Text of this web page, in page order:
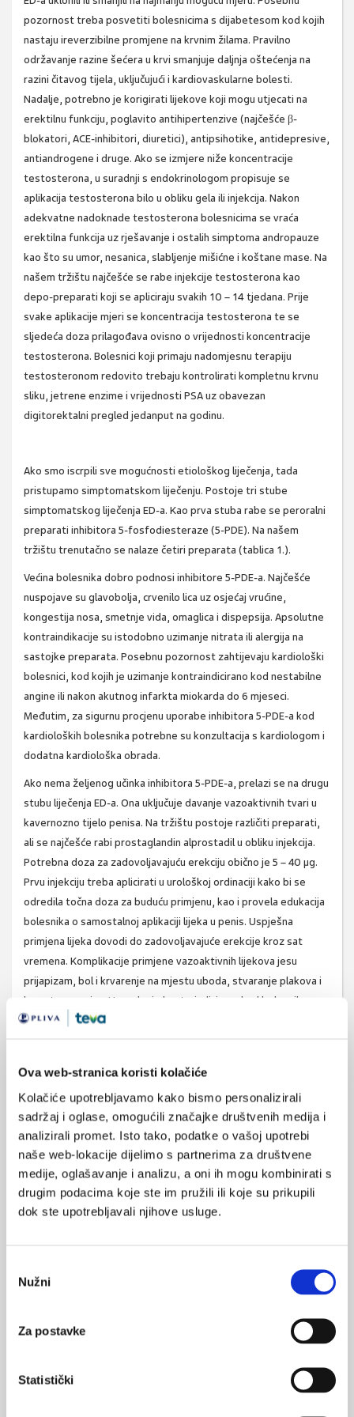
Ova web-stranica koristi kolačiće
Kolačiće upotrebljavamo kako bismo personalizirali
sadržaj i oglase, omogućili značajke društvenih medija i
analizirali promet. Isto tako, podatke o vašoj upotrebi
naše web-lokacije dijelimo s partnerima za društvene
medije, oglašavanje i analizu, a oni ih mogu kombinirati s
drugim podacima koje ste im pružili ili koje su prikupili
dok ste upotrebljavali njihove usluge.
pristanka
Nužni
Za postavke
Statistički
pozornost treba posvetiti bolesnicima s dijabetesom kod kojih
nastaju ireverzibilne promjene na krvnim žilama. Pravilno
održavanje razine šećera u krvi smanjuje daljnja oštećenja na
razini čitavog tijela, uključujući i kardiovaskularne bolesti.
Nadalje, potrebno je korigirati lijekove koji mogu utjecati na
erektilnu funkciju, poglavito antihipertenzive (najčešće β-
blokatori, ACE-inhibitori, diuretici), antipsihotike, antidepresive,
antiandrogene i druge. Ako se izmjere niže koncentracije
testosterona, u suradnji s endokrinologom propisuje se
aplikacija testosterona bilo u obliku gela ili injekcija. Nakon
adekvatne nadoknade testosterona bolesnicima se vraća
erektilna funkcija uz rješavanje i ostalih simptoma andropauze
kao što su umor, nesanica, slabljenje mišićne i koštane mase. Na
našem tržištu najčešće se rabe injekcije testosterona kao
depo-preparati koji se apliciraju svakih 10 – 14 tjedana. Prije
svake aplikacije mjeri se koncentracija testosterona te se
sljedeća doza prilagođava ovisno o vrijednosti koncentracije
testosterona. Bolesnici koji primaju nadomjesnu terapiju
testosteronom redovito trebaju kontrolirati kompletnu krvnu
sliku, jetrene enzime i vrijednosti PSA uz obavezan
digitorektalni pregled jedanput na godinu.
Ako smo iscrpili sve mogućnosti etiološkog liječenja, tada
pristupamo simptomatskom liječenju. Postoje tri stube
simptomatskog liječenja ED-a. Kao prva stuba rabe se peroralni
preparati inhibitora 5-fosfodiesteraze (5-PDE). Na našem
tržištu trenutačno se nalaze četiri preparata (tablica 1.).
Većina bolesnika dobro podnosi inhibitore 5-PDE-a. Najčešće
nuspojave su glavobolja, crvenilo lica uz osjećaj vrućine,
kongestija nosa, smetnje vida, omaglica i dispepsija. Apsolutne
kontraindikacije su istodobno uzimanje nitrata ili alergija na
sastojke preparata. Posebnu pozornost zahtijevaju kardiološki
bolesnici, kod kojih je uzimanje kontraindicirano kod nestabilne
angine ili nakon akutnog infarkta miokarda do 6 mjeseci.
Međutim, za sigurnu procjenu uporabe inhibitora 5-PDE-a kod
kardioloških bolesnika potrebne su konzultacija s kardiologom i
dodatna kardiološka obrada.
Ako nema željenog učinka inhibitora 5-PDE-a, prelazi se na drugu
stubu liječenja ED-a. Ona uključuje davanje vazoaktivnih tvari u
kavernozno tijelo penisa. Na tržištu postoje različiti preparati,
ali se najčešće rabi prostaglandin alprostadil u obliku injekcija.
Potrebna doza za zadovoljavajuću erekciju obično je 5 – 40 µg.
Prvu injekciju treba aplicirati u urološkoj ordinaciji kako bi se
odredila točna doza za buduću primjenu, kao i provela edukacija
bolesnika o samostalnoj aplikaciji lijeka u penis. Uspješna
primjena lijeka dovodi do zadovoljavajuće erekcije kroz sat
vremena. Komplikacije primjene vazoaktivnih lijekova jesu
prijapizam, bol i krvarenje na mjestu uboda, stvaranje plakova i
kurvatura penisa. Uporaba je kontraindicirana kod bolesnika s
anemijom srpastih stanica, multiplim mijelomom, leukemijom ili
kontraindikacije primjene kod kardioloških bolesnika.
Krajnje, kirurško liječenje ED-a provodi se kod bolesnika kod
kojih se ne postiže zadovoljavajuća erekcija peroralnim
lijekovima ili primjenom intrakavernoznih vazoaktivnih lijekova.
Radi se o ugradnji penilnih proteza u penis. Na tržištu se nalaze
semirigidne proteze i dvokomponentne ili trokomponentne
proteze na napuhavanje (engl. inflatable). Danas se najčešće
Moguće komplikacije jesu infekcija (do 2% prema svjetskoj
Muškarci s kardiološksim tegobama
Erektilna disfunkcija kao simptom često se javlja kod srčanih
bolesti te dijele slične čimbenike rizika kao što su pušenje,